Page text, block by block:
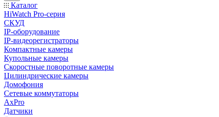
Каталог
HiWatch Pro-серия
CКУД
IP-оборудование
IP-видеорегистраторы
Компактные камеры
Купольные камеры
Скоростные поворотные камеры
Цилиндрические камеры
Домофония
Сетевые коммутаторы
AxPro
Датчики